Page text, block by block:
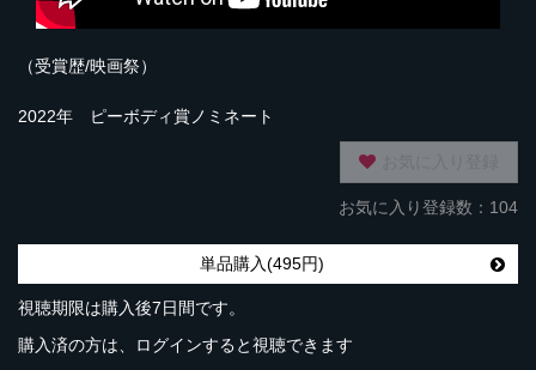
（受賞歴/映画祭）
2022年 ピーボディ賞ノミネート
お気に入り登録数：104
単品購入(495円)
視聴期限は購入後7日間です。
購入済の方は、ログインすると視聴できます